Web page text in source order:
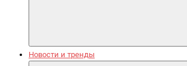
Новости и тренды